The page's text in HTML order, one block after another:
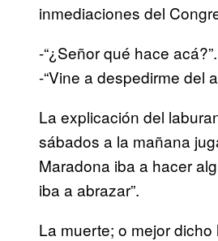
inmediaciones del
-“¿Señor qué hace acá?”.
-“Vine a despedirme del
La explicación del
sábados a la mañana
Maradona iba a hacer
iba a abrazar”.
La muerte; o mejor